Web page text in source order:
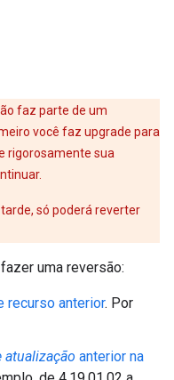
faz parte de um
você faz upgrade para
rigorosamente sua
só poderá reverter
uma reversão:
recurso anterior. Por
atualização anterior na